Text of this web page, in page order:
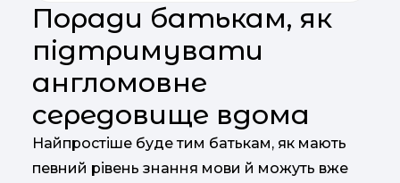
Поради батькам, як
підтримувати
англомовне
середовище вдома
Найпростіше буде тим батькам, як мають
певний рівень знання мови й можуть вже